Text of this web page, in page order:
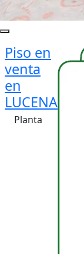
Piso en
venta
en
LUCENA
Planta